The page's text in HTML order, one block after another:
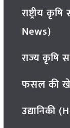
राष्ट्रीय
News)
राज्य कृषि
फसल की